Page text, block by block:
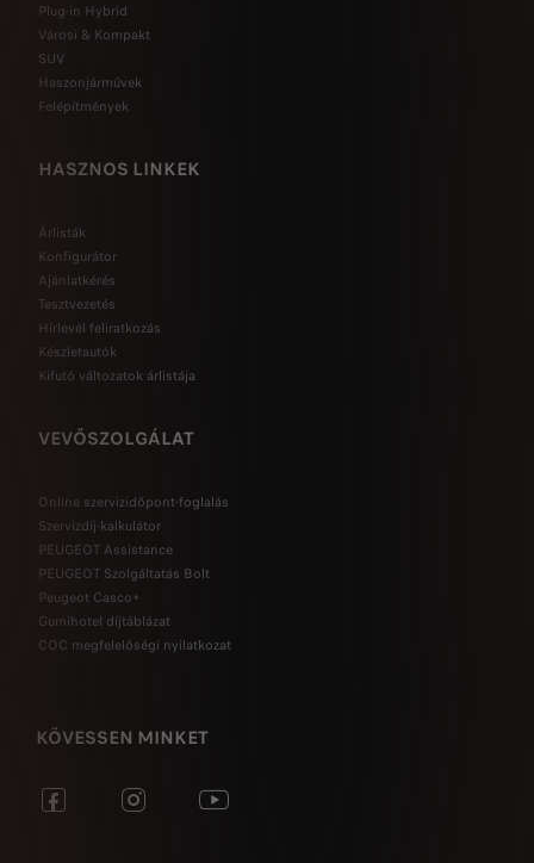
Plug-in Hybrid
Városi & Kompakt
SUV
Haszonjárművek
Felépítmények
HASZNOS LINKEK
Árlisták
Konfigurátor
Ajánlatkérés
Tesztvezetés
Hírlevél feliratkozás
Készletautók
Kifutó változatok árlistája
VEVŐSZOLGÁLAT
Online szervizidőpont-foglalás
Szervizdíj-kalkulátor
PEUGEOT Assistance
PEUGEOT Szolgáltatás Bolt
Peugeot Casco+
Gumihotel díjtáblázat
COC megfelelőségi nyilatkozat
KÖVESSEN MINKET